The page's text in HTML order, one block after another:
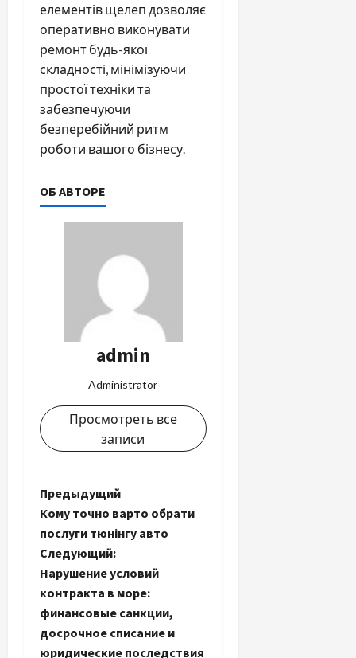
елементів щелеп дозволяє
оперативно виконувати
ремонт будь-якої
складності, мінімізуючи
простої техніки та
забезпечуючи
безперебійний ритм
роботи вашого бізнесу.
ОБ АВТОРЕ
admin
Administrator
Просмотреть все
записи
Н
а
в
и
г
Предыдущий
Кому точно варто обрати
послуги тюнінгу авто
Следующий:
Нарушение условий
контракта в море:
финансовые санкции,
досрочное списание и
юридические последствия